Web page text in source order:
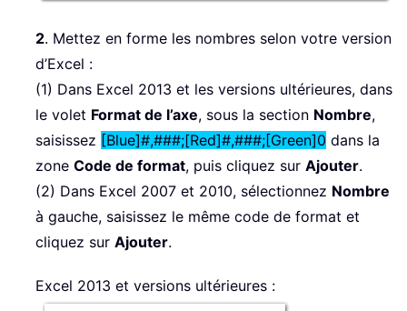
2. Mettez en forme les nombres selon votre version
d’Excel :
(1) Dans Excel 2013 et les versions ultérieures, dans
le volet Format de l’axe, sous la section Nombre,
saisissez [Blue]#,###;[Red]#,###;[Green]0 dans la
zone Code de format, puis cliquez sur Ajouter.
(2) Dans Excel 2007 et 2010, sélectionnez Nombre
à gauche, saisissez le même code de format et
cliquez sur Ajouter.
Excel 2013 et versions ultérieures :